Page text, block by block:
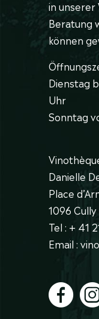
in unserer
Beratung
können
Dienstag
Uhr
Sonntag
Danielle
Place
1096 Cully
Tel : + 41
Email :